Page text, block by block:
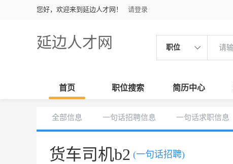
您好，欢迎来到延边人才网！ 请登录
延边人才网 职位
首页 职位搜索 简历中心
全部信息 一句话招聘信息 一句话求职信息
货车司机b2 (一句话招聘)